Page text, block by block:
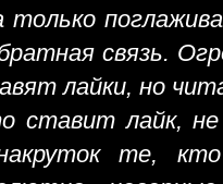
связь.
лайки, но
ставит лайк, не
те,